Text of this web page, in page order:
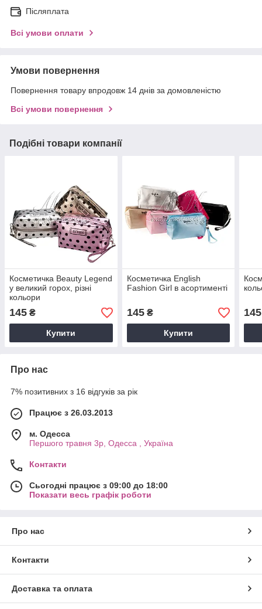
Післяплата
Всі умови оплати
Умови повернення
Повернення товару впродовж 14 днів за домовленістю
Всі умови повернення
Подібні товари компанії
Косметичка Beauty Legend
у великий горох, різні
кольори
145 ₴
Купити
Косметичка English
Fashion Girl в асортименті
145₴
Купити
145
Про нас
7% позитивних з 16 відгуків за рік
Працює з 26.03.2013
м. Одесса
Першого травня 3р, Одесса , Україна
Контакти
Сьогодні працює з 09:00 до 18:00
Показати весь графік роботи
Про нас
Контакти
Доставка та оплата